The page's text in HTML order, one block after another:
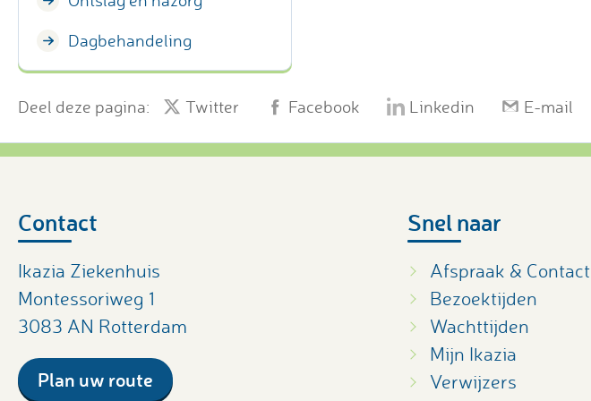
Dagbehandeling
Deel deze pagina: Twitter Facebook Linkedin E-mail
Contact
Ikazia Ziekenhuis
Montessoriweg 1
3083 AN Rotterdam
Plan uw route
Snel naar
Afspraak & Contact
Bezoektijden
Wachttijden
Mijn Ikazia
Verwijzers